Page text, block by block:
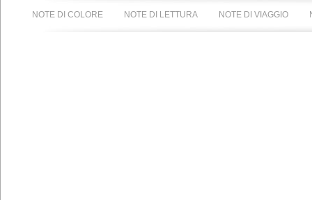
NOTE DI COLORE NOTE DI LETTURA NOTE DI VIAGGIO